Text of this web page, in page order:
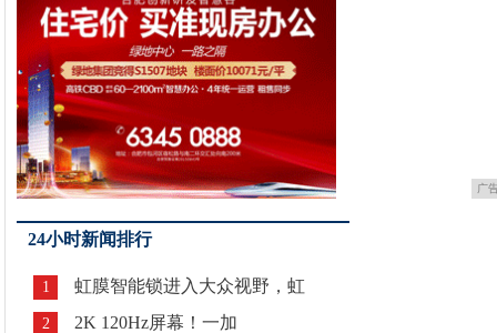
广
24小时新闻排行
1 虹膜智能锁进入大众视野，虹
2 2K 120Hz屏幕！一加